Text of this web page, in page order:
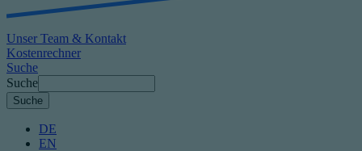
Unser Team & Kontakt
Kostenrechner
Suche
Suche
DE
EN